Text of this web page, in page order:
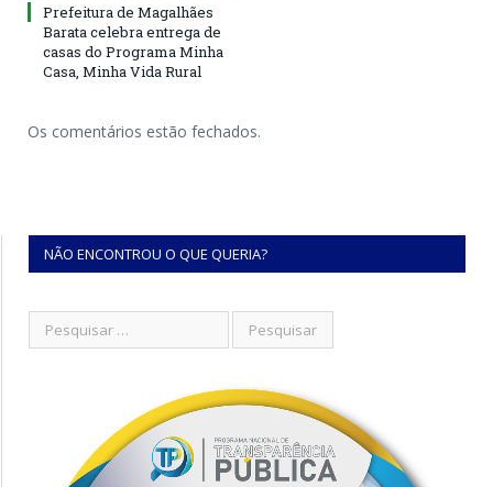
Prefeitura de Magalhães
Barata celebra entrega de
casas do Programa Minha
Casa, Minha Vida Rural
Os comentários estão fechados.
NÃO ENCONTROU O QUE QUERIA?